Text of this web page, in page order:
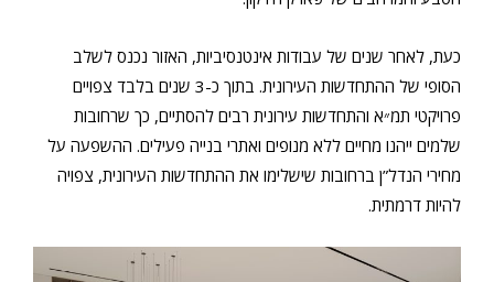
כעת, לאחר שנים של עבודות אינטנסיביות, האזור נכנס לשלב
הסופי של ההתחדשות העירונית. בתוך כ-3 שנים בלבד צפויים
פרויקטי תמ״א והתחדשות עירונית רבים להסתיים, כך שרחובות
שלמים ייהנו מחיים ללא מנופים ואתרי בנייה פעילים. ההשפעה על
מחירי הנדל”ן ברחובות שישלימו את ההתחדשות העירונית, צפויה
להיות דרמתית.